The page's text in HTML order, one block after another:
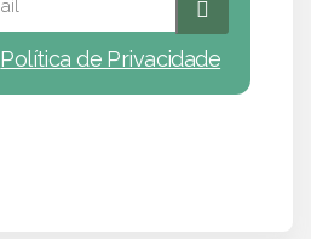
Política de Privacidade